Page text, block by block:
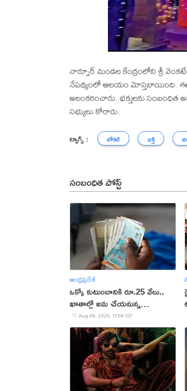
నార్నూర్ మండల కేంద్రంలోని శ్రీ
నేపథ్యంలో ఆలయం మోస్తబాయింది. ఈ
అలంకరించారు. భక్తులకు సంబంధిత
సభ్యులు కోరారు.
ట్యాగ్స్ : లోకల్ భక్తి
సంబంధిత పోస్ట్
ఆంధ్రప్రదేశ్
ఒక్కో కుటుంబానికి రూ.25 వేలు..
ఖాతాల్లో జ‌మ చేయ‌నున్న
ప్ర‌భుత్వం..!
Aug 06, 2026, 17:08 IST